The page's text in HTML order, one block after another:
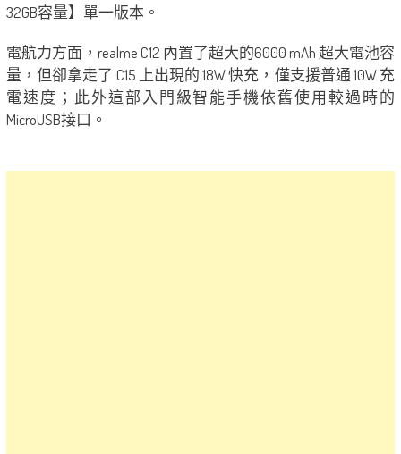
32GB容量】單一版本。
電航力方面，realme C12 內置了超大的6000 mAh 超大電池容
量，但卻拿走了 C15 上出現的 18W 快充，僅支援普通 10W 充
電速度；此外這部入門級智能手機依舊使用較過時的
MicroUSB接口。